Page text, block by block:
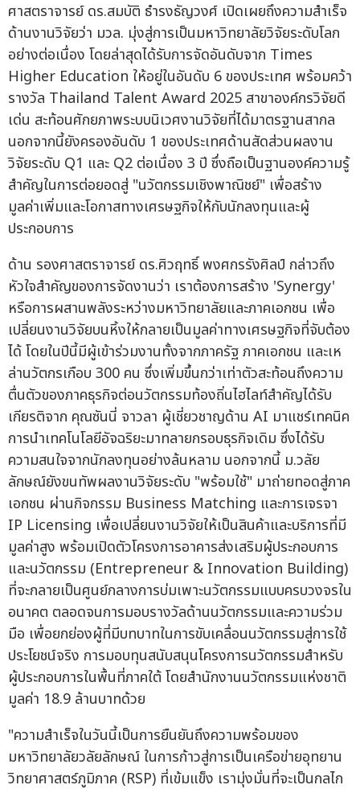
ศาสตราจารย์ ดร.สมบัติ ธำรงธัญวงศ์ เปิดเผยถึงความสำเร็จ
ด้านงานวิจัยว่า มวล. มุ่งสู่การเป็นมหาวิทยาลัยวิจัยระดับโลก
อย่างต่อเนื่อง โดยล่าสุดได้รับการจัดอันดับจาก Times
Higher Education ให้อยู่ในอันดับ 6 ของประเทศ พร้อมคว้า
รางวัล Thailand Talent Award 2025 สาขาองค์กรวิจัยดี
เด่น สะท้อนศักยภาพระบบนิเวศงานวิจัยที่ได้มาตรฐานสากล
นอกจากนี้ยังครองอันดับ 1 ของประเทศด้านสัดส่วนผลงาน
วิจัยระดับ Q1 และ Q2 ต่อเนื่อง 3 ปี ซึ่งถือเป็นฐานองค์ความรู้
สำคัญในการต่อยอดสู่ "นวัตกรรมเชิงพาณิชย์" เพื่อสร้าง
มูลค่าเพิ่มและโอกาสทางเศรษฐกิจให้กับนักลงทุนและผู้
ประกอบการ
ด้าน รองศาสตราจารย์ ดร.ศิวฤทธิ์ พงศกรรังศิลป์ กล่าวถึง
หัวใจสำคัญของการจัดงานว่า เราต้องการสร้าง 'Synergy'
หรือการผสานพลังระหว่างมหาวิทยาลัยและภาคเอกชน เพื่อ
เปลี่ยนงานวิจัยบนหิ้งให้กลายเป็นมูลค่าทางเศรษฐกิจที่จับต้อง
ได้ โดยในปีนี้มีผู้เข้าร่วมงานทั้งจากภาครัฐ ภาคเอกชน และเห
ล่านวัตกรเกือบ 300 คน ซึ่งเพิ่มขึ้นกว่าเท่าตัวสะท้อนถึงความ
ตื่นตัวของภาคธุรกิจต่อนวัตกรรมท้องถิ่นไฮไลท์สำคัญได้รับ
เกียรติจาก คุณซันนี่ จาวลา ผู้เชี่ยวชาญด้าน AI มาแชร์เทคนิค
การนำเทคโนโลยีอัจฉริยะมาทลายกรอบธุรกิจเดิม ซึ่งได้รับ
ความสนใจจากนักลงทุนอย่างล้นหลาม นอกจากนี้ ม.วลัย
ลักษณ์ยังขนทัพผลงานวิจัยระดับ "พร้อมใช้" มาถ่ายทอดสู่ภาค
เอกชน ผ่านกิจกรรม Business Matching และการเจรจา
IP Licensing เพื่อเปลี่ยนงานวิจัยให้เป็นสินค้าและบริการที่มี
มูลค่าสูง พร้อมเปิดตัวโครงการอาคารส่งเสริมผู้ประกอบการ
และนวัตกรรม (Entrepreneur & Innovation Building)
ที่จะกลายเป็นศูนย์กลางการบ่มเพาะนวัตกรรมแบบครบวงจรใน
อนาคต ตลอดจนการมอบรางวัลด้านนวัตกรรมและความร่วม
มือ เพื่อยกย่องผู้ที่มีบทบาทในการขับเคลื่อนนวัตกรรมสู่การใช้
ประโยชน์จริง การมอบทุนสนับสนุนโครงการนวัตกรรมสำหรับ
ผู้ประกอบการในพื้นที่ภาคใต้ โดยสำนักงานนวัตกรรมแห่งชาติ
มูลค่า 18.9 ล้านบาทด้วย
"ความสำเร็จในวันนี้เป็นการยืนยันถึงความพร้อมของ
มหาวิทยาลัยวลัยลักษณ์ ในการก้าวสู่การเป็นเครือข่ายอุทยาน
วิทยาศาสตร์ภูมิภาค (RSP) ที่เข้มแข็ง เรามุ่งมั่นที่จะเป็นกลไก